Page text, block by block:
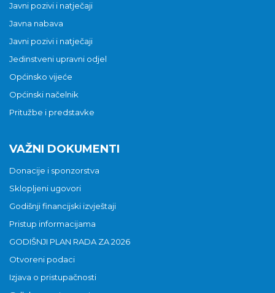
Javni pozivi i natječaji
Javna nabava
Javni pozivi i natječaji
Jedinstveni upravni odjel
Općinsko vijeće
Općinski načelnik
Pritužbe i predstavke
VAŽNI DOKUMENTI
Donacije i sponzorstva
Sklopljeni ugovori
Godišnji financijski izvještaji
Pristup informacijama
GODIŠNJI PLAN RADA ZA 2026
Otvoreni podaci
Izjava o pristupačnosti